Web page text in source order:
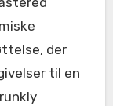
der
til en